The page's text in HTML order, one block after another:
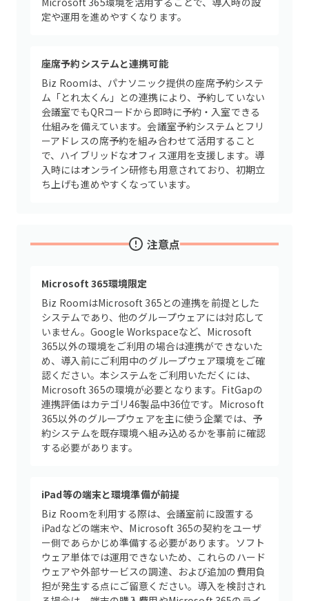
定や運用を進めやすくなります。
座席予約システムと連携可能
Biz Roomは、パナソニック提供の座席予約システ
ム「とれ太くん」との連携により、予約していない
会議室でもQRコードから即時に予約・入室できる
仕組みを備えています。会議室予約システムとフリ
ーアドレスの席予約を組み合わせて活用すること
で、ハイブリッドなオフィス運用を支援します。導
入時にはオンライン研修も用意されており、初期立
ち上げも進めやすくなっています。
注意点
Microsoft 365環境限定
Biz RoomはMicrosoft 365との連携を前提とした
システムであり、他のグループウェアには対応して
いません。Google Workspaceなど、Microsoft
365以外の環境をご利用の場合は連携ができないた
め、導入前にご利用中のグループウェア環境をご確
認ください。本システムをご利用いただくには、
Microsoft 365の環境が必要となります。FitGapの
連携評価はカテゴリ46製品中36位です。Microsoft
365以外のグループウェアを主に使う企業では、予
約システムを既存環境へ組み込めるかを事前に確認
する必要があります。
iPad等の端末と環境準備が前提
Biz Roomを利用する際は、会議室前に設置する
iPadなどの端末や、Microsoft 365の契約をユーザ
ー側であらかじめ準備する必要があります。ソフト
ウェア単体では運用できないため、これらのハード
ウェアや外部サービスの調達、および追加の費用負
担が発生する点にご留意ください。導入を検討され